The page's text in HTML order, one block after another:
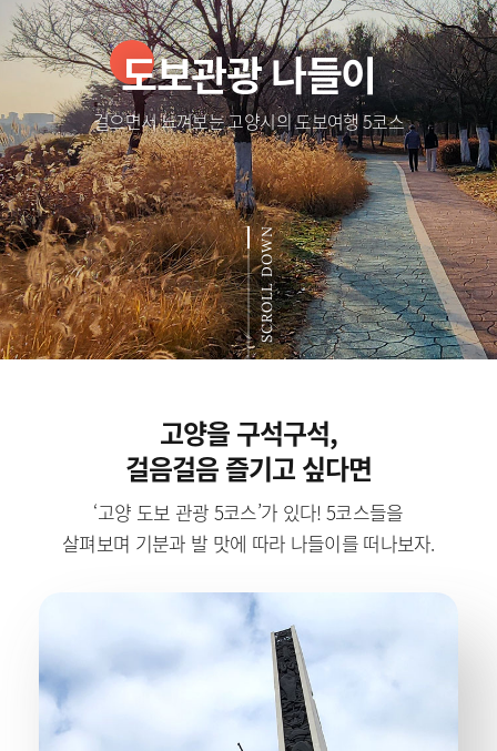
도보관광 나들이
걸으면서 느껴보는 고양시의 도보여행 5코스
SCROLL DOWN
고양을 구석구석,
걸음걸음 즐기고 싶다면
‘고양 도보 관광 5코스’가 있다! 5코스들을
살펴보며 기분과 발 맛에 따라 나들이를 떠나보자.